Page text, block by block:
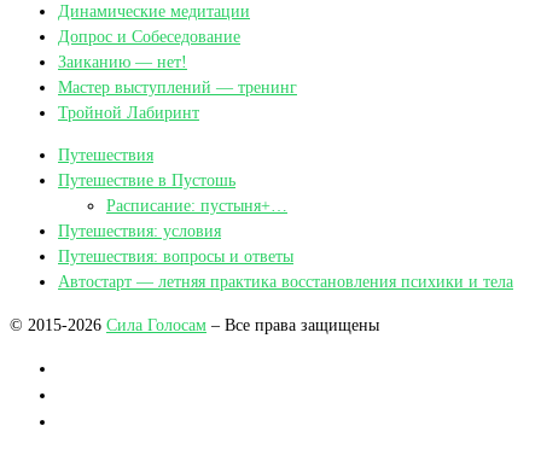
Динамические медитации
Допрос и Собеседование
Заиканию — нет!
Мастер выступлений — тренинг
Тройной Лабиринт
Путешествия
Путешествие в Пустошь
Расписание: пустыня+…
Путешествия: условия
Путешествия: вопросы и ответы
Автостарт — летняя практика восстановления психики и тела
© 2015-2026 Сила Голосам – Все права защищены